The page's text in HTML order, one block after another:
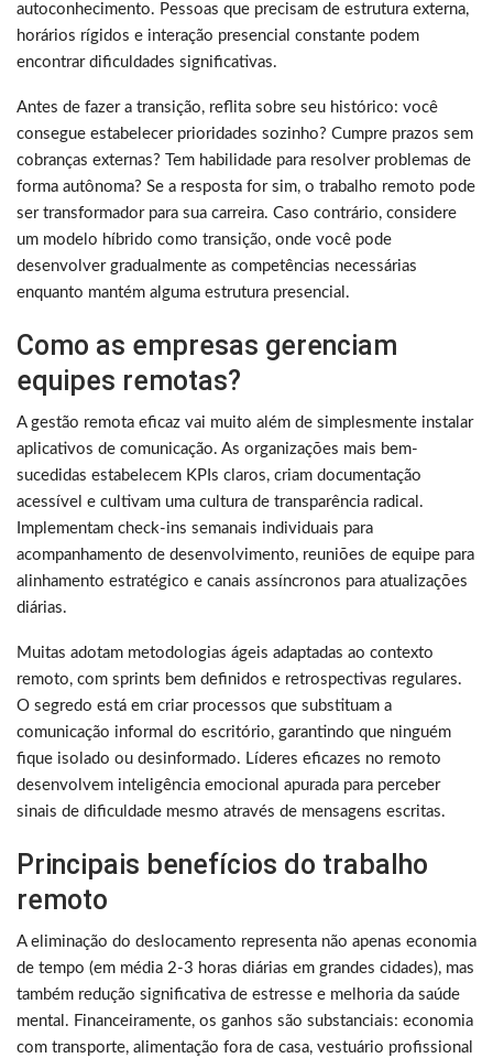
autoconhecimento. Pessoas que precisam de estrutura externa,
horários rígidos e interação presencial constante podem
encontrar dificuldades significativas.
Antes de fazer a transição, reflita sobre seu histórico: você
consegue estabelecer prioridades sozinho? Cumpre prazos sem
cobranças externas? Tem habilidade para resolver problemas de
forma autônoma? Se a resposta for sim, o trabalho remoto pode
ser transformador para sua carreira. Caso contrário, considere
um modelo híbrido como transição, onde você pode
desenvolver gradualmente as competências necessárias
enquanto mantém alguma estrutura presencial.
Como as empresas gerenciam
equipes remotas?
A gestão remota eficaz vai muito além de simplesmente instalar
aplicativos de comunicação. As organizações mais bem-
sucedidas estabelecem KPIs claros, criam documentação
acessível e cultivam uma cultura de transparência radical.
Implementam check-ins semanais individuais para
acompanhamento de desenvolvimento, reuniões de equipe para
alinhamento estratégico e canais assíncronos para atualizações
diárias.
Muitas adotam metodologias ágeis adaptadas ao contexto
remoto, com sprints bem definidos e retrospectivas regulares.
O segredo está em criar processos que substituam a
comunicação informal do escritório, garantindo que ninguém
fique isolado ou desinformado. Líderes eficazes no remoto
desenvolvem inteligência emocional apurada para perceber
sinais de dificuldade mesmo através de mensagens escritas.
Principais benefícios do trabalho
remoto
A eliminação do deslocamento representa não apenas economia
de tempo (em média 2-3 horas diárias em grandes cidades), mas
também redução significativa de estresse e melhoria da saúde
mental. Financeiramente, os ganhos são substanciais: economia
com transporte, alimentação fora de casa, vestuário profissional